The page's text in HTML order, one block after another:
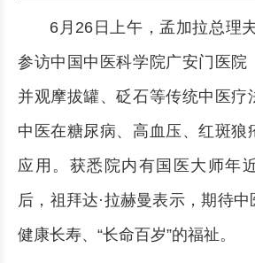
6月26日上午，孟加拉总理
参访中国中医科学院广安门医院
并观摩拔罐、砭石等传统中医疗
中医在糖尿病、高血压、红斑狼
应用。获悉院内有国医大师年
后，祖拜达·拉赫曼表示，期待
健康长寿、“长命百岁”的福祉。